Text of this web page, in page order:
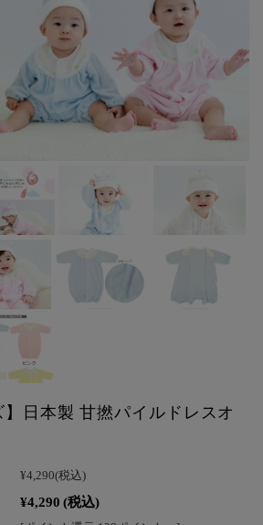
】日本製 甘撚パイルドレスオ
¥4,290(税込)
¥4,290 (税込)